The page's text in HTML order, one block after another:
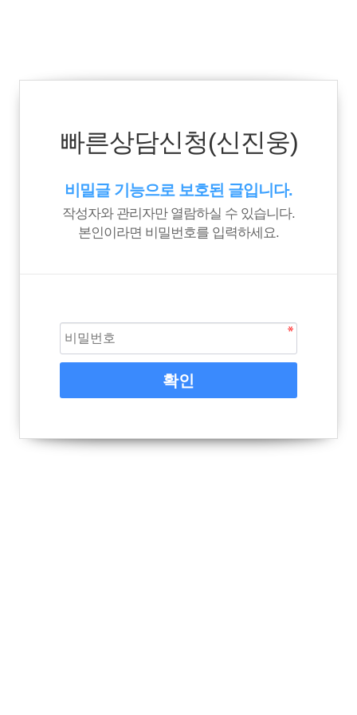
빠른상담신청(신진웅)
비밀글 기능으로 보호된 글입니다.
작성자와 관리자만 열람하실 수 있습니다.
본인이라면 비밀번호를 입력하세요.